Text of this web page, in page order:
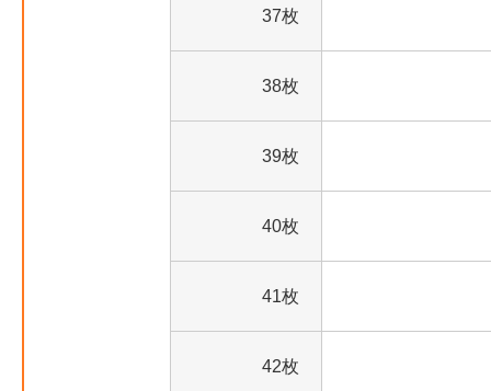
37枚
38枚
39枚
40枚
41枚
42枚